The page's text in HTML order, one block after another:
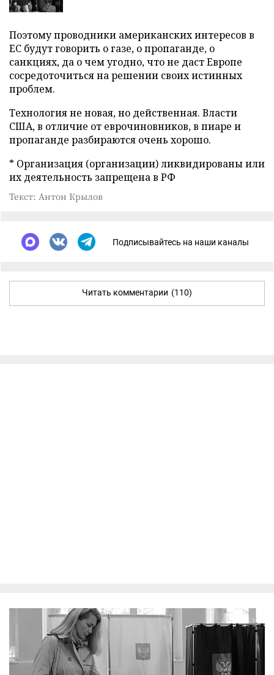
Поэтому проводники американских интересов в
ЕС будут говорить о газе, о пропаганде, о
санкциях, да о чем угодно, что не даст Европе
сосредоточиться на решении своих истинных
проблем.
Технология не новая, но действенная. Власти
США, в отличие от еврочиновников, в пиаре и
пропаганде разбираются очень хорошо.
* Организация (организации) ликвидированы или
их деятельность запрещена в РФ
Текст: Антон Крылов
Подписывайтесь на наши каналы
Читать комментарии (110)